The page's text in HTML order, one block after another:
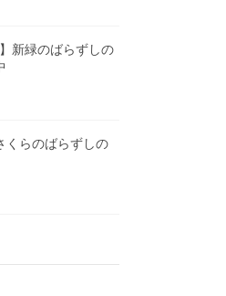
新緑のばらずしの
くらのばらずしの